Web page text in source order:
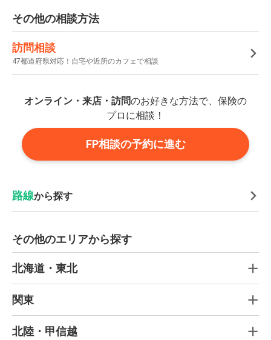
その他の相談方法
訪問相談
47都道府県対応！自宅や近所のカフェで相談
オンライン・来店・訪問のお好きな方法で、保険の
プロに相談！
FP相談の予約に進む
路線から探す
その他のエリアから探す
北海道・東北
関東
北陸・甲信越